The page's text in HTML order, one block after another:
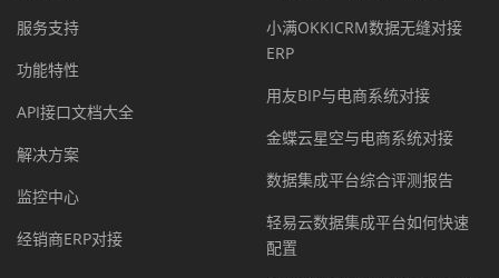
服务支持
功能特性
API接口文档大全
解决方案
监控中心
经销商ERP对接
小满OKKICRM数据无缝对接
ERP
用友BIP与电商系统对接
金蝶云星空与电商系统对接
数据集成平台综合评测报告
轻易云数据集成平台如何快速
配置